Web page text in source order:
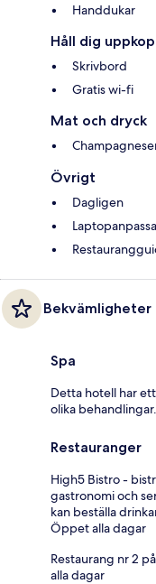
Handdukar
Håll dig
Skrivbord
Gratis wi-fi
Mat och dryck
Övrigt
Dagligen
Bekvämligheter
Spa
Detta hotell har
olika behandlingar.
Restauranger
High5 Bistro -
gastronomi och
kan beställa
Öppet alla dagar
Restaurang nr 2
alla dagar